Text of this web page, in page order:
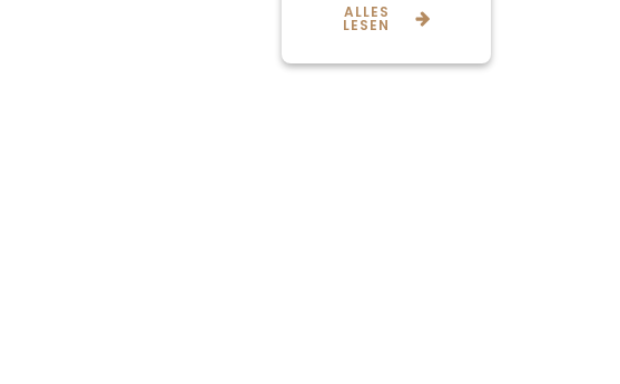
ALLES
LESEN